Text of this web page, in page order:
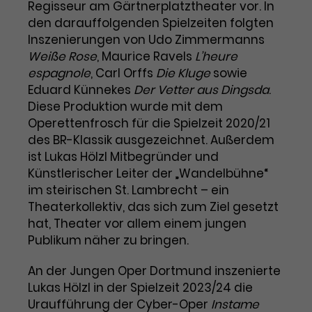
Benutzer*in wiedererkannt werden,
und es wird Zugang zu
geschützten Bereichen gewährt.
Name cookie_optin
Anbieter TYPO3
Laufzeit 1 Monat
Zweck
Enthält die gewählten Tracking-
Optin-Einstellungen.
Laufzeit 2 Jahre
Zweck
Dieses Cookie wird von Google
Analytics installiert. Das Cookie
wird verwendet, um
Besucher*innen-, Sitzungs- und
Kampagnendaten zu berechnen
und die Nutzung der Website für
den Analysebericht der Website zu
verfolgen. Die Cookies speichern
Informationen anonym und weisen
eine zufallsgenerierte Nummer zu,
um Besuche zu erkennen.
Name _gid
Anbieter Google Analytics
Marketing
Diese Gruppe beinhaltet alle Scripte, die es uns
ermöglichen die Leistung unserer
Werbekampagnen zu analysieren und
Conversions zu messen. Außerdem helfen sie
uns dabei Werbeanzeigen und Inhalte besser auf
die Interessen unserer Nutzer abzustimmen.
Name
_gcl_au
Anbieter Google Ads
Laufzeit 3 Monate
Wird von Google verwendet, um
die Effizienz von Werbeanzeigen zu
messen und Conversions zu
nachzuvollziehen, ob Nutzer über
Google-Anzeigen auf unsere
Website gelangt sind.
Cookie-Informationen
Regisseur am Gärtnerplatztheater vor. In
den darauffolgenden Spielzeiten folgten
Inszenierungen von Udo Zimmermanns
Weiße Rose, Maurice Ravels L’heure
espagnole, Carl Orffs Die Klugesowie
Eduard Künnekes Der Vetter aus Dingsda.
Diese Produktion wurde mit dem
Operettenfrosch für die Spielzeit 2020/21
des BR-Klassik ausgezeichnet. Außerdem
ist Lukas Hölzl Mitbegründer und
Künstlerischer Leiter der „Wandelbühne“
im steirischen St. Lambrecht – ein
Theaterkollektiv, das sich zum Ziel gesetzt
hat, Theater vor allem einem jungen
Publikum näher zu bringen.
An der Jungen Oper Dortmund inszenierte
Lukas Hölzl in der Spielzeit 2023/24 die
Uraufführung der Cyber-Oper Instame